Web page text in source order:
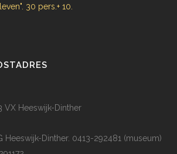
30 pers.+ 10.
VX Heeswijk-Dinther
Heeswijk-Dinther. 0413-292481 (museum)